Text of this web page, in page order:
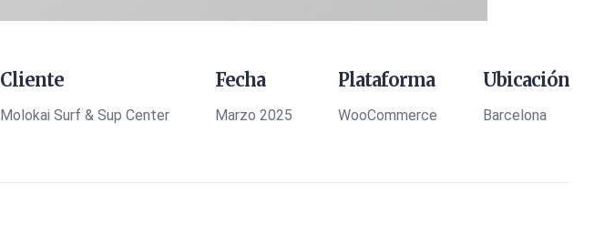
Cliente
Molokai Surf & Sup Center
Fecha
Marzo 2025
Plataforma
WooCommerce
Ubicación
Barcelona